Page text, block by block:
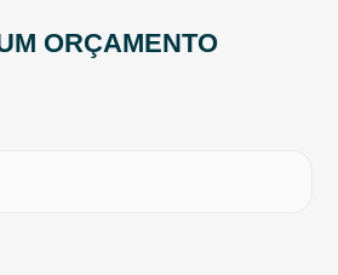
ORÇAMENTO